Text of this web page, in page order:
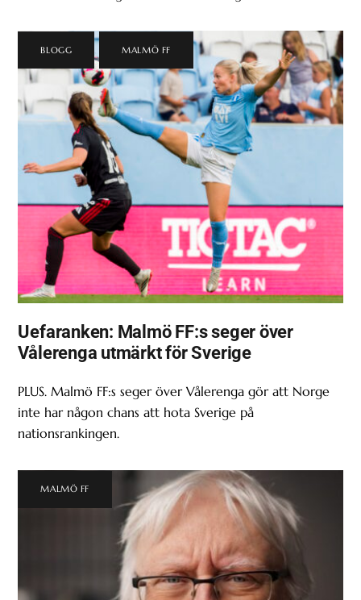
BLOGG MALMÖ FF
Uefaranken: Malmö FF:s seger över
Vålerenga utmärkt för Sverige
PLUS. Malmö FF:s seger över Vålerenga gör att Norge
inte har någon chans att hota Sverige på
nationsrankingen.
MALMÖ FF